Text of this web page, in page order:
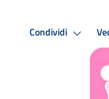
Condividi